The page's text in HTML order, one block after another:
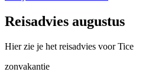
Reisadvies augustus
Hier zie je het reisadvies voor Tice
zonvakantie